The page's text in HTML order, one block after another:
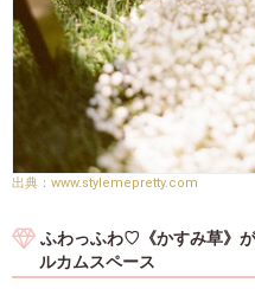
www.stylemepretty.com
ふわっふわ♡《かすみ草》
ルカムスペース